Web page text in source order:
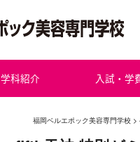
学科紹介 入試・学
福岡ベルエポック美容専門学校 >